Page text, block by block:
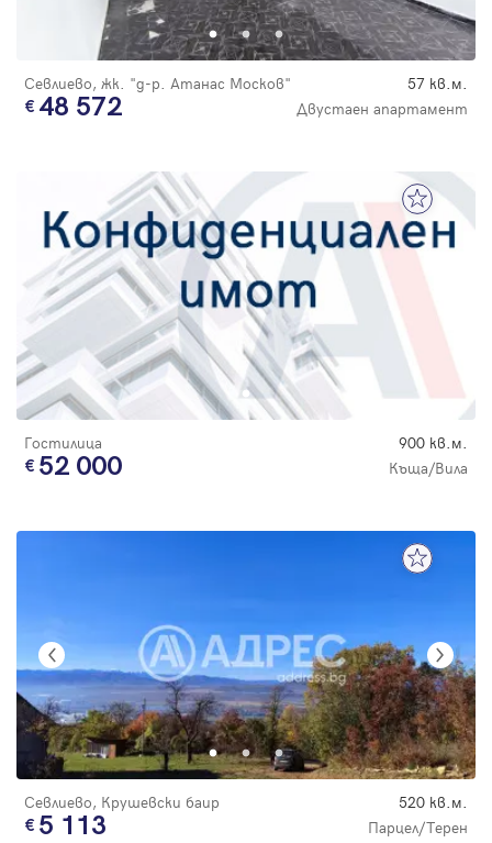
Севлиево, жк. "д-р. Атанас Москов" 57 кв.м.
48 572 Двустаен апартамент
Гостилица 900 кв.м.
52 000 Къща/Вила
Севлиево, Крушевски баир 520 кв.м.
5 113 Парцел/Терен